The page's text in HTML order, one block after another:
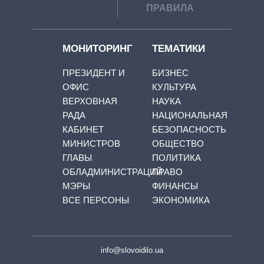
ПРАВИЛА
МОНИТОРИНГ
ПРЕЗИДЕНТ И
ОФИС
ВЕРХОВНАЯ
РАДА
КАБИНЕТ
МИНИСТРОВ
ГЛАВЫ
ОБЛАДМИНИСТРАЦИЙ
МЭРЫ
ВСЕ ПЕРСОНЫ
ТЕМАТИКИ
БИЗНЕС
КУЛЬТУРА
НАУКА
НАЦИОНАЛЬНАЯ
БЕЗОПАСНОСТЬ
ОБЩЕСТВО
ПОЛИТИКА
ПРАВО
ФИНАНСЫ
ЭКОНОМИКА
info@slovoidilo.ua